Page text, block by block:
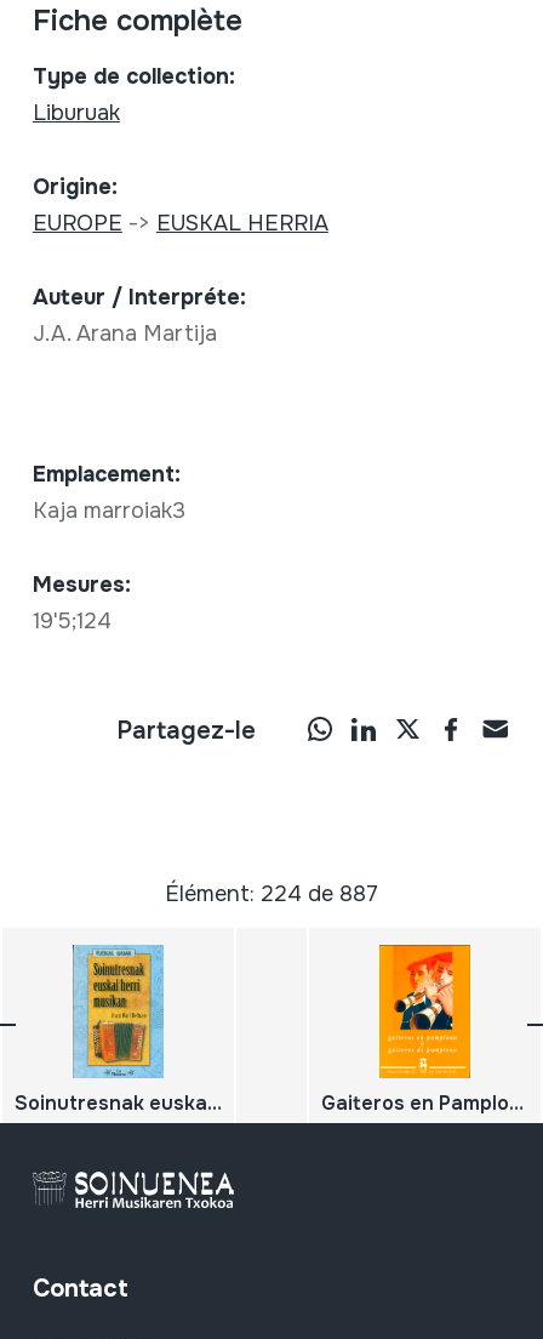
Fiche complète
Type de collection:
Liburuak
Origine:
EUROPE -> EUSKAL HERRIA
Auteur / Interpréte:
J.A. Arana Martija
Emplacement:
Kaja marroiak3
Mesures:
19'5;124
Partagez-le
Élément: 224 de 887
Soinutresnak euskal herri musikan Gaiteros en Pamplona- Gaiteros de Pamplona.Gaiteroak Iruñean- Iruñeko gaiteroak.
Contact